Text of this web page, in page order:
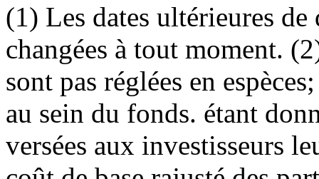
(1) Les dates ultérieures
changées à tout moment.
sont pas réglées en
au sein du fonds. étant
versées aux investisseurs